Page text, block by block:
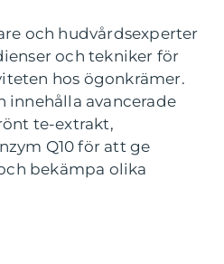
och hudvårdsexperter
och tekniker för
hos ögonkrämer.
innehålla avancerade
te-extrakt,
Q10 för att ge
bekämpa olika